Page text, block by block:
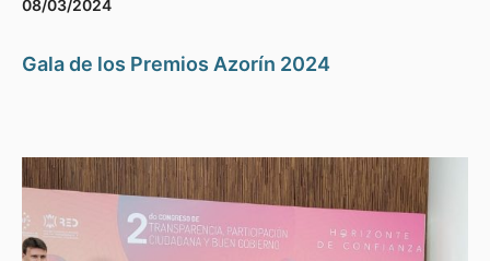
08/03/2024
Gala de los Premios Azorín 2024